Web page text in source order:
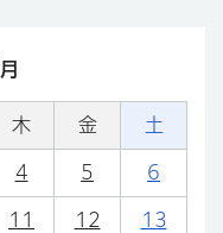
月
木 金 土
4 5 6
11 12 13